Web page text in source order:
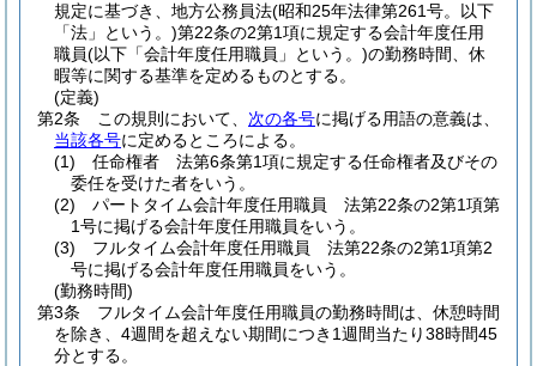
規定に基づき、地方公務員法(昭和25年法律第261号。以下
「法」という。)第22条の2第1項に規定する会計年度任用
職員(以下「会計年度任用職員」という。)の勤務時間、休
暇等に関する基準を定めるものとする。
(定義)
第2条
この規則において、 次の各号に掲げる用語の意義は、
当該各号に定めるところによる。
(1)
任命権者 法第6条第1項に規定する任命権者及びその
委任を受けた者をいう。
(2)
パートタイム会計年度任用職員 法第22条の2第1項第
1号に掲げる会計年度任用職員をいう。
(3)
フルタイム会計年度任用職員 法第22条の2第1項第2
号に掲げる会計年度任用職員をいう。
(勤務時間)
第3条
フルタイム会計年度任用職員の勤務時間は、休憩時間
を除き、4週間を超えない期間につき1週間当たり38時間45
分とする。